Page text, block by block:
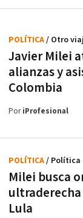
Javier Milei
alianzas y
Colombia
POLÍTICA/ Otro
PoriProfesional
Milei busca
ultraderecha
Lula
POLÍTICA/ Política